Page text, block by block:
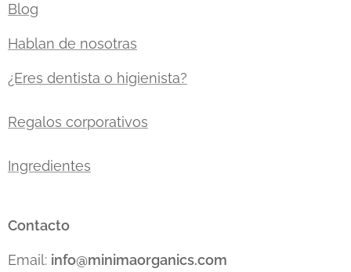
Blog
Hablan de nosotras
¿Eres dentista o higienista?
Regalos corporativos
Ingredientes
Contacto
Email: info@minimaorganics.com